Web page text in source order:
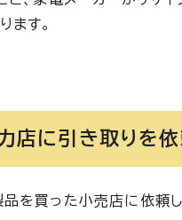
ます。
店に引き取りを
を買った小売店に依頼し